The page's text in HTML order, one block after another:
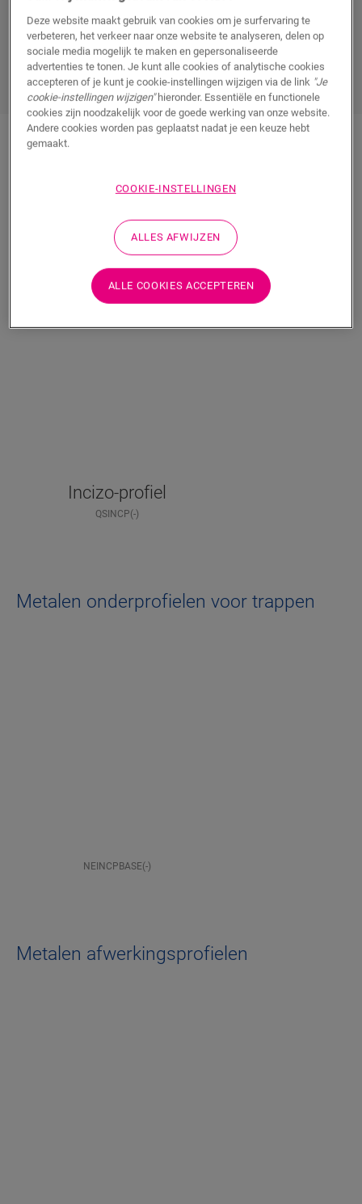
Incizo-profielen de metalen profielen kunnen voor
meerdere toepassingengebruikt worden. En zoals
alles bij Quick-Step, zijn ze gemakkelijk te plaatsen
Bekijk al onze
Profielen in bijpassende kleur
Incizo-profiel
QSINCP(-)
Metalen onderprofielen voor trappen
NEINCPBASE(-)
Metalen afwerkingsprofielen
Deze website maakt gebruik van cookies om je surfervaring te
verbeteren, het verkeer naar onze website te analyseren, delen op
sociale media mogelijk te maken en gepersonaliseerde
advertenties te tonen. Je kunt alle cookies of analytische cookies
accepteren of je kunt je cookie-instellingen wijzigen via de link "Je
cookie-instellingen wijzigen"hieronder. Essentiële en functionele
cookies zijn noodzakelijk voor de goede werking van onze website.
Andere cookies worden pas geplaatst nadat je een keuze hebt
gemaakt.
COOKIE-INSTELLINGEN
ALLES AFWIJZEN
ALLE COOKIES ACCEPTEREN